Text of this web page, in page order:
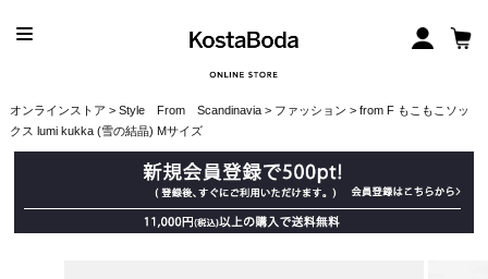
オンラインストア > Style From Scandinavia> ファッション > from F もこもこソッ
クス lumi kukka (雪の結晶) Mサイズ